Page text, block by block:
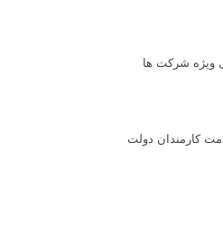
ویژه شرکت ها
کارمندان دولت